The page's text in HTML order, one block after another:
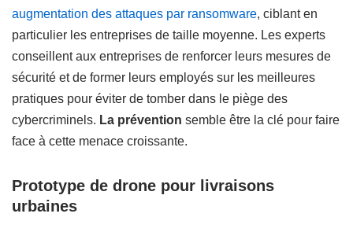
augmentation des attaques par ransomware, ciblant en
particulier les entreprises de taille moyenne. Les experts
conseillent aux entreprises de renforcer leurs mesures de
sécurité et de former leurs employés sur les meilleures
pratiques pour éviter de tomber dans le piège des
cybercriminels. La prévention semble être la clé pour faire
face à cette menace croissante.
Prototype de drone pour livraisons
urbaines